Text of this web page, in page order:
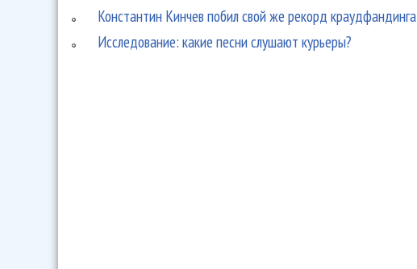
Константин Кинчев побил свой же рекорд краудфандинга
Исследование: какие песни слушают курьеры?